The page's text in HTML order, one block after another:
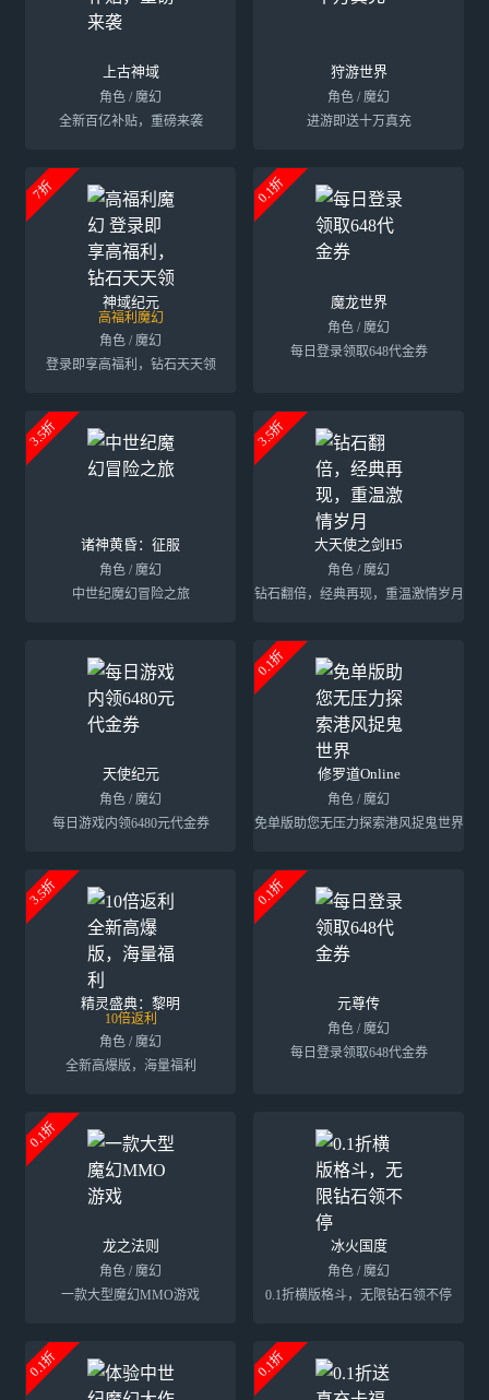
上古神域
角色 / 魔幻
全新百亿补贴，重磅来袭
狩游世界
角色 / 魔幻
进游即送十万真充
7折
神域纪元
高福利魔幻
角色 / 魔幻
登录即享高福利，钻石天天领
0.1折
魔龙世界
角色 / 魔幻
每日登录领取648代金券
3.5折
诸神黄昏：征服
角色 / 魔幻
中世纪魔幻冒险之旅
3.5折
大天使之剑H5
角色 / 魔幻
钻石翻倍，经典再现，重温激情岁月
天使纪元
角色 / 魔幻
每日游戏内领6480元代金券
0.1折
修罗道Online
角色 / 魔幻
免单版助您无压力探索港风捉鬼世界
3.5折
精灵盛典：黎明
10倍返利
角色 / 魔幻
全新高爆版，海量福利
0.1折
元尊传
角色 / 魔幻
每日登录领取648代金券
0.1折
龙之法则
角色 / 魔幻
一款大型魔幻MMO游戏
冰火国度
角色 / 魔幻
0.1折横版格斗，无限钻石领不停
0.1折 0.1折